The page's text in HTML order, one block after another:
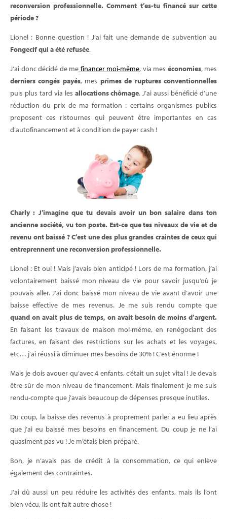
reconversion professionnelle. Comment t’es-tu financé sur cette
période ?
Lionel : Bonne question ! J’ai fait une demande de subvention au
Fongecif qui a été refusée.
J’ai donc décidé de me financer moi-même, via mes économies, mes
derniers congés payés, mes primes de ruptures conventionnelles
puis plus tard via les allocations chômage. J’ai aussi bénéficié d’une
réduction du prix de ma formation : certains organismes publics
proposent ces ristournes qui peuvent être importantes en cas
d’autofinancement et à condition de payer cash !
Charly : J’imagine que tu devais avoir un bon salaire dans ton
ancienne société, vu ton poste. Est-ce que tes niveaux de vie et de
revenu ont baissé ? C’est une des plus grandes craintes de ceux qui
entreprennent une reconversion professionnelle.
Lionel : Et oui ! Mais j’avais bien anticipé ! Lors de ma formation, j’ai
volontairement baissé mon niveau de vie pour savoir jusqu’où je
pouvais aller. J’ai donc baissé mon niveau de vie avant d’avoir une
baisse effective de mes revenus. Je me suis rendu compte que
quand on avait plus de temps, on avait besoin de moins d’argent.
En faisant les travaux de maison moi-même, en renégociant des
factures, en faisant des restrictions sur les achats et les voyages,
etc… j’ai réussi à diminuer mes besoins de 30% ! C’est énorme !
Mais je dois avouer qu’avec 4 enfants, c’était un sujet vital ! Je devais
être sûr de mon niveau de financement. Mais finalement je me suis
rendu-compte que j’avais beaucoup de dépenses presque inutiles.
Du coup, la baisse des revenus à proprement parler a eu lieu après
que j’ai eu baissé mes besoins en financement. Du coup je ne l’ai
quasiment pas vu ! Je m’étais bien préparé.
Bon, je n’avais pas de crédit à la consommation, ce qui enlève
également des contraintes.
J’ai dû aussi un peu réduire les activités des enfants, mais ils l’ont
bien vécu, ils ont fait autre chose !